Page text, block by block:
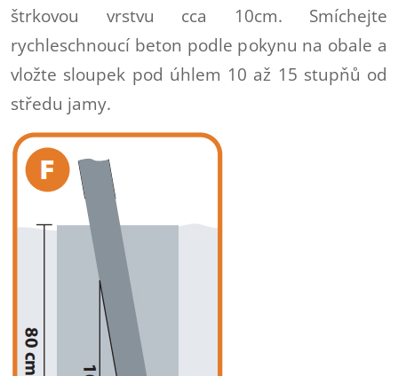
štrkovou vrstvu cca 10cm. Smíchejte
rychleschnoucí beton podle pokynu na obale a
vložte sloupek pod úhlem 10 až 15 stupňů od
středu jamy.